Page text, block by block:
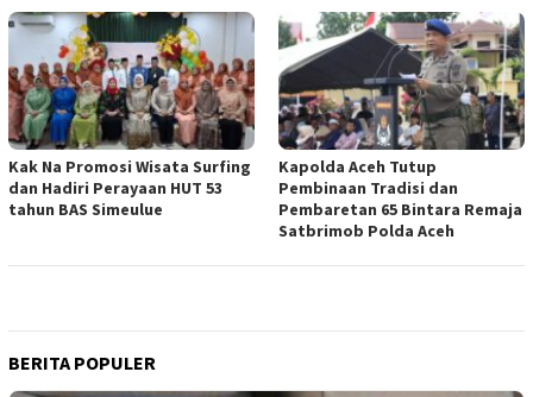
Kak Na Promosi Wisata Surfing
dan Hadiri Perayaan HUT 53
tahun BAS Simeulue
Kapolda Aceh Tutup
Pembinaan Tradisi dan
Pembaretan 65 Bintara Remaja
Satbrimob Polda Aceh
BERITA POPULER